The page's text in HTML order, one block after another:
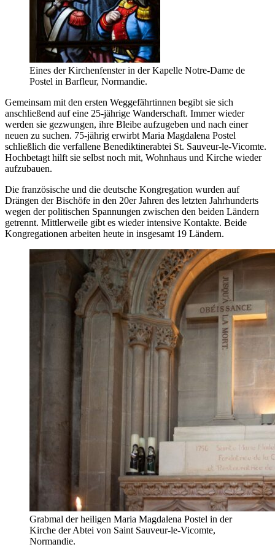
Eines der Kirchenfenster in der Kapelle Notre-Dame de
Postel in Barfleur, Normandie.
Gemeinsam mit den ersten Weggefährtinnen begibt sie sich
anschließend auf eine 25-jährige Wanderschaft. Immer wieder
werden sie gezwungen, ihre Bleibe aufzugeben und nach einer
neuen zu suchen. 75-jährig erwirbt Maria Magdalena Postel
schließlich die verfallene Benediktinerabtei St. Sauveur-le-Vicomte.
Hochbetagt hilft sie selbst noch mit, Wohnhaus und Kirche wieder
aufzubauen.
Die französische und die deutsche Kongregation wurden auf
Drängen der Bischöfe in den 20er Jahren des letzten Jahrhunderts
wegen der politischen Spannungen zwischen den beiden Ländern
getrennt. Mittlerweile gibt es wieder intensive Kontakte. Beide
Kongregationen arbeiten heute in insgesamt 19 Ländern.
Grabmal der heiligen Maria Magdalena Postel in der
Kirche der Abtei von Saint Sauveur-le-Vicomte,
Normandie.